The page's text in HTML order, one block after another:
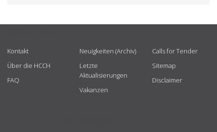
Kontakt
Über die HCCH
FAQ
Neuigkeiten (Archiv)
Letzte
Aktualisierungen
Vakanzen
Calls for Tender
Sitemap
Disclaimer